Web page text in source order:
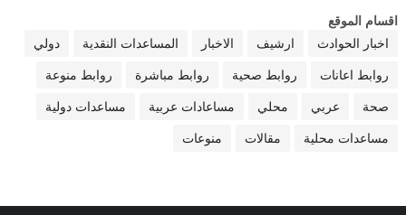
اقسام الموقع
اخبار الحوادث
ارشيف الاخبار المساعدات النقدية دولي
روابط اعانات روابط صحية روابط مباشرة روابط منوعة
صحة عربي محلي مساعادات عربية مساعدات دولية
مساعدات محلية مقالات منوعات